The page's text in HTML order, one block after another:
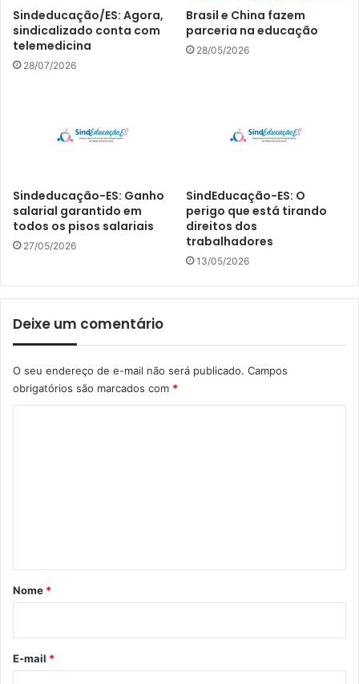
Sindeducação/ES: Agora,
sindicalizado conta com
telemedicina
28/07/2026
Brasil e China fazem
parceria na educação
28/05/2026
Sindeducação-ES: Ganho
salarial garantido em
todos os pisos salariais
27/05/2026
SindEducação-ES: O
perigo que está tirando
direitos dos
trabalhadores
13/05/2026
Deixe um comentário
O seu endereço de e-mail não será publicado. Campos
obrigatórios são marcados com *
r
*
Nome *
E-mail *